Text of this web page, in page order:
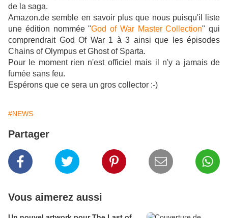
de la saga.
Amazon.de semble en savoir plus que nous puisqu'il liste
une édition nommée"God of War Master Collection" qui
comprendrait God Of War 1 à 3 ainsi que les épisodes
Chains of Olympus et Ghost of Sparta.
Pour le moment rien n'est officiel mais il n'y a jamais de
fumée sans feu.
Espérons que ce sera un gros collector :-)
#NEWS
Partager
Vous aimerez aussi